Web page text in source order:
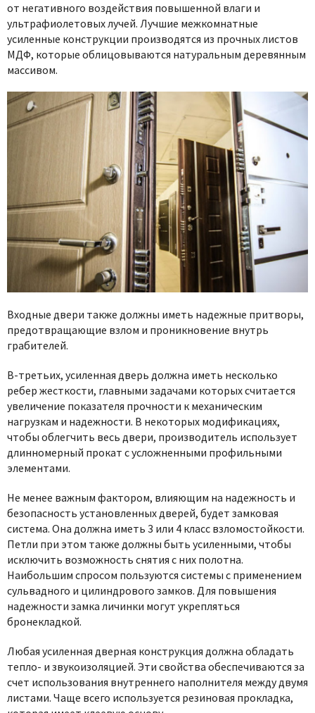
от негативного воздействия повышенной влаги и
ультрафиолетовых лучей. Лучшие межкомнатные
усиленные конструкции производятся из прочных листов
МДФ, которые облицовываются натуральным деревянным
массивом.
Входные двери также должны иметь надежные притворы,
предотвращающие взлом и проникновение внутрь
грабителей.
В-третьих, усиленная дверь должна иметь несколько
ребер жесткости, главными задачами которых считается
увеличение показателя прочности к механическим
нагрузкам и надежности. В некоторых модификациях,
чтобы облегчить весь двери, производитель использует
длинномерный прокат с усложненными профильными
элементами.
Не менее важным фактором, влияющим на надежность и
безопасность установленных дверей, будет замковая
система. Она должна иметь 3 или 4 класс взломостойкости.
Петли при этом также должны быть усиленными, чтобы
исключить возможность снятия с них полотна.
Наибольшим спросом пользуются системы с применением
сульвадного и цилиндрового замков. Для повышения
надежности замка личинки могут укрепляться
бронекладкой.
Любая усиленная дверная конструкция должна обладать
тепло- и звукоизоляцией. Эти свойства обеспечиваются за
счет использования внутреннего наполнителя между двумя
листами. Чаще всего используется резиновая прокладка,